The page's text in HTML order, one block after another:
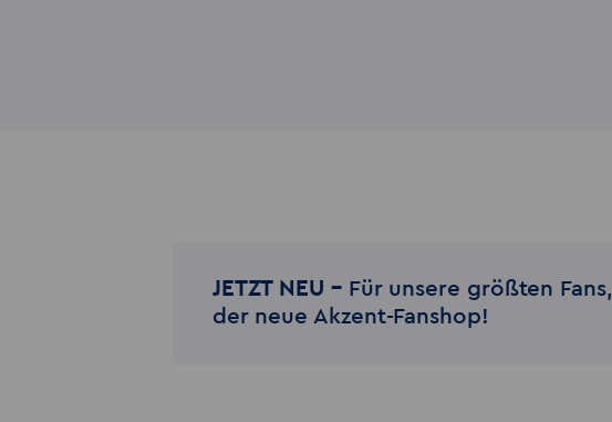
JETZT NEU – Für unsere größten Fans,
der neue Akzent-Fanshop!